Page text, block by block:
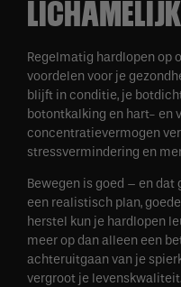
Regelmatig hardlopen op
voordelen voor je
blijft in conditie, je
botontkalking en hart- en
concentratievermogen
stressvermindering en
Bewegen is goed – en
een realistisch plan,
herstel kun je hardlopen
meer op dan alleen een
achteruitgaan van je
vergroot je levenskwaliteit.